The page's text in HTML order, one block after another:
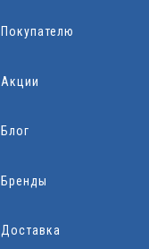
Покупателю
Акции
Блог
Бренды
Доставка